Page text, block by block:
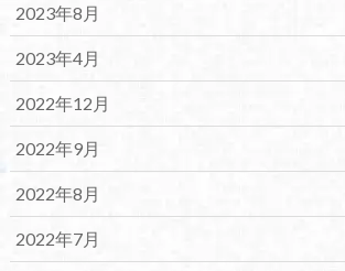
2023年8月
2023年4月
2022年12月
2022年9月
2022年8月
2022年7月